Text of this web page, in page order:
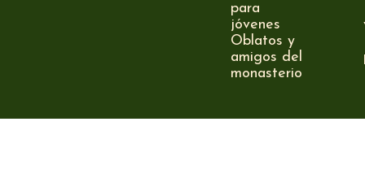
para
jóvenes
Oblatos y
amigos del
monasterio